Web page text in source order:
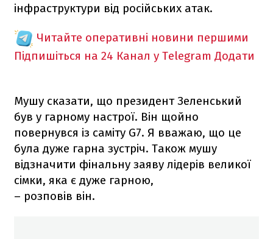
інфраструктури від російських атак.
Читайте оперативні новини першими
Підпишіться на 24 Канал у Telegram Додати
Мушу сказати, що президент Зеленський
був у гарному настрої. Він щойно
повернувся із саміту G7. Я вважаю, що це
була дуже гарна зустріч. Також мушу
відзначити фінальну заяву лідерів великої
сімки, яка є дуже гарною,
– розповів він.